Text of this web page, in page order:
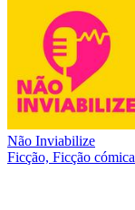
Não Inviabilize
Ficção, Ficção cómica